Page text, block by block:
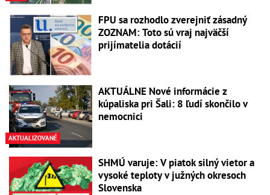
FPU sa rozhodlo zverejniť zásadný
ZOZNAM: Toto sú vraj najväčší
prijímatelia dotácií
AKTUALIZOVANÉ
AKTUÁLNE Nové informácie z
kúpaliska pri Šali: 8 ľudí skončilo v
nemocnici
SHMÚ varuje: V piatok silný vietor a
vysoké teploty v južných okresoch
Slovenska